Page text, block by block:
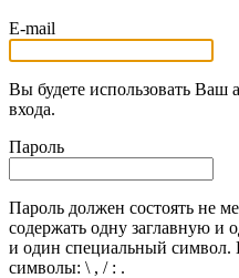
E-mail
Вы будете использовать Ваш
входа.
Пароль
Пароль должен состоять не
содержать одну заглавную и
и один специальный символ.
символы: \ , / : .